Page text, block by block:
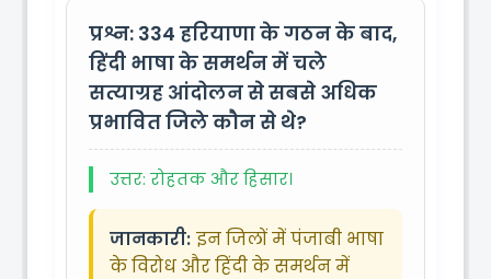
प्रश्न: 334 हरियाणा के गठन के बाद,
हिंदी भाषा के समर्थन में चले
सत्याग्रह आंदोलन से सबसे अधिक
प्रभावित जिले कौन से थे?
उत्तर: रोहतक और हिसार।
जानकारी: इन जिलों में पंजाबी भाषा
के विरोध और हिंदी के समर्थन में